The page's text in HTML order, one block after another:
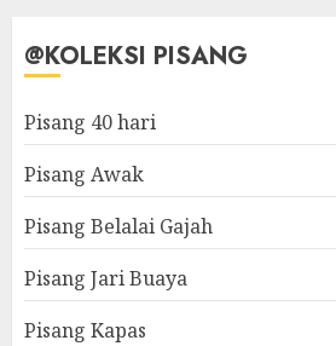
@KOLEKSI PISANG
Pisang 40 hari
Pisang Awak
Pisang Belalai Gajah
Pisang Jari Buaya
Pisang Kapas